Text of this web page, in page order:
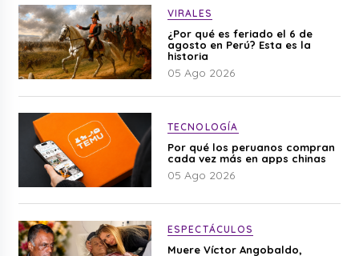
VIRALES
¿Por qué es feriado el 6 de
agosto en Perú? Esta es la
historia
05 Ago 2026
TECNOLOGÍA
Por qué los peruanos compran
cada vez más en apps chinas
05 Ago 2026
ESPECTÁCULOS
Muere Víctor Angobaldo,